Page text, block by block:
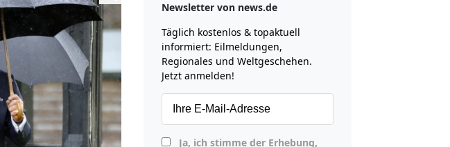
Newsletter von news.de
Täglich kostenlos & topaktuell
informiert: Eilmeldungen,
Regionales und Weltgeschehen.
Jetzt anmelden!